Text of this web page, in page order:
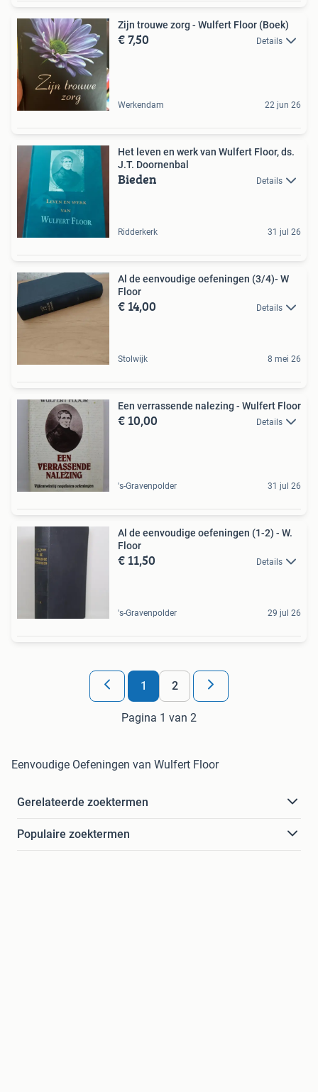
Zijn trouwe zorg - Wulfert Floor (Boek)
€ 7,50 Details
Werkendam 22 jun 26
Het leven en werk van Wulfert Floor, ds.
J.T. Doornenbal
Bieden Details
Ridderkerk 31 jul 26
Al de eenvoudige oefeningen (3/4)- W
Floor
€ 14,00 Details
Stolwijk 8 mei 26
Een verrassende nalezing - Wulfert Floor
€ 10,00 Details
's-Gravenpolder 31 jul 26
Al de eenvoudige oefeningen (1-2) - W.
Floor
€ 11,50 Details
's-Gravenpolder 29 jul 26
1 2
Pagina 1 van 2
Eenvoudige Oefeningen van Wulfert Floor
Gerelateerde zoektermen
Populaire zoektermen